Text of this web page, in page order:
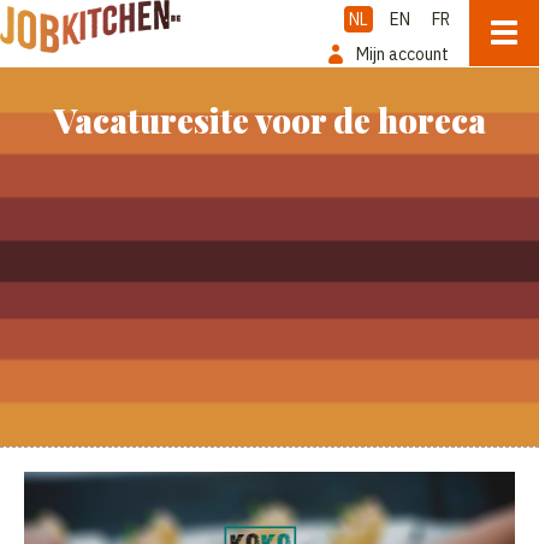
NL EN
FR
Mijn account
Vacaturesite voor de horeca